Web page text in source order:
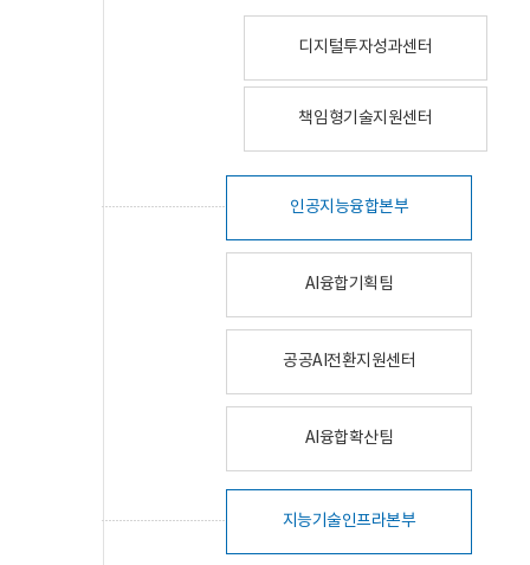
디지털투자성과센터
책임형기술지원센터
인공지능융합본부
AI융합기획팀
공공AI전환지원센터
AI융합확산팀
지능기술인프라본부